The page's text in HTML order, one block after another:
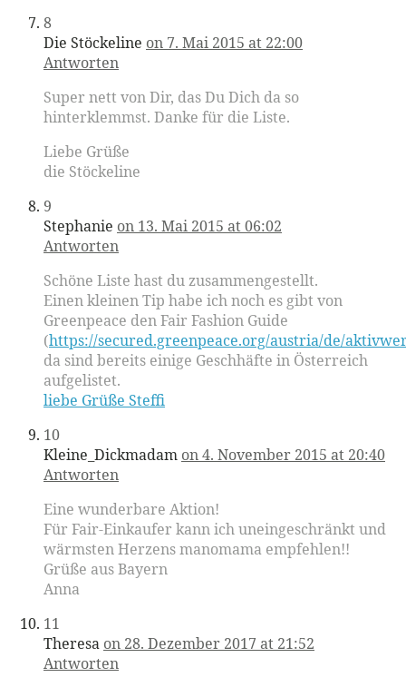
8
Die Stöckeline on 7. Mai 2015 at 22:00
Antworten
Super nett von Dir, das Du Dich da so
hinterklemmst. Danke für die Liste.
Liebe Grüße
die Stöckeline
9
Stephanie on 13. Mai 2015 at 06:02
Antworten
Schöne Liste hast du zusammengestellt.
Einen kleinen Tip habe ich noch es gibt von
Greenpeace den Fair Fashion Guide
(https://secured.greenpeace.org/austria/de/
da sind bereits einige Geschhäfte in Österreich
aufgelistet.
liebe Grüße Steffi
10
Kleine_Dickmadam on 4. November 2015 at 20:40
Antworten
Eine wunderbare Aktion!
Für Fair-Einkaufer kann ich uneingeschränkt und
wärmsten Herzens manomama empfehlen!!
Grüße aus Bayern
Anna
11
Theresa on 28. Dezember 2017 at 21:52
Antworten